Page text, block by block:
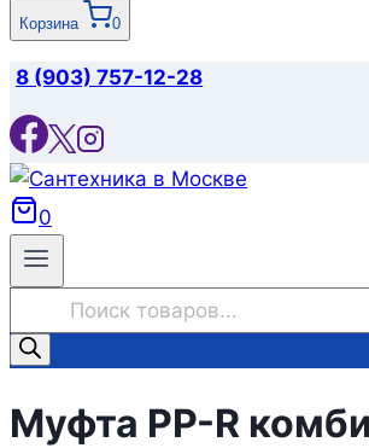
Корзина 0
8 (903) 757-12-28
0
товаров
Муфта PP-R